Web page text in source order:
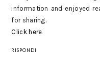
information and enjoyed
for sharing.
Click here
RISPONDI